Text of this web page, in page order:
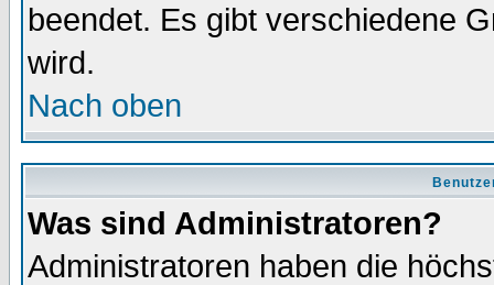
beendet. Es gibt verschiedene
wird.
Nach oben
Was sind Administratoren?
Administratoren haben die